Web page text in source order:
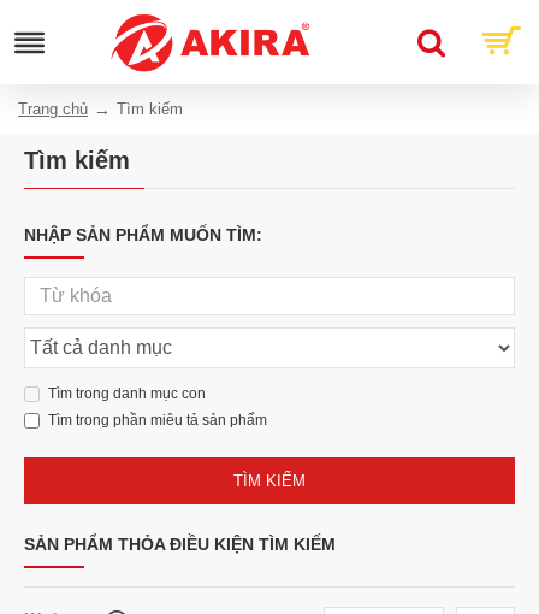
Trang chủ Tìm kiếm
Tìm kiếm
NHẬP SẢN PHẨM MUỐN TÌM:
Tìm trong danh mục con
Tìm trong phần miêu tả sản phẩm
TÌM KIẾM
SẢN PHẨM THỎA ĐIỀU KIỆN TÌM KIẾM